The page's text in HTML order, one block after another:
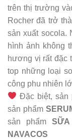
trên thị trường
Rocher đã trở
sản xuất socola.
hình ảnh không
hương vị rất đặc
top những loại
công phu nhiên
Đặc biệt, sản
sản phẩm
sản phẩm
NAVACOS